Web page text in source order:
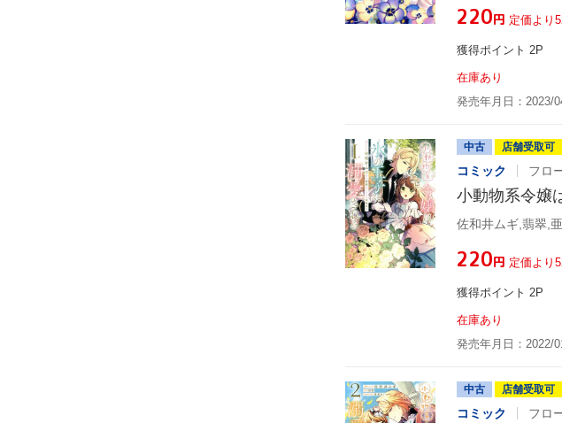
¥220円 定価より
獲得ポイント 2P
在庫あり
発売年月日：2023/
中古 店舗受取可
コミック フロ
小動物系令嬢
佐和井ムギ,翡翠,
¥220円 定価より
獲得ポイント 2P
在庫あり
発売年月日：2022/
中古 店舗受取可
コミック フロ